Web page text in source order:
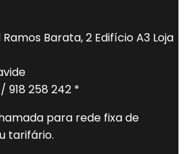
Barata, 2 Edifício A3 Loja
918 258 242 *
para rede fixa de
tarifário.